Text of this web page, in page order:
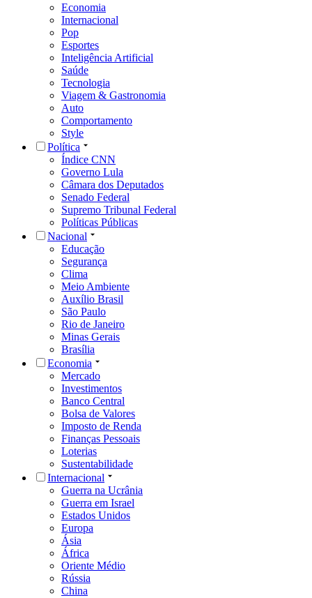
Economia
Internacional
Pop
Esportes
Inteligência Artificial
Saúde
Tecnologia
Viagem & Gastronomia
Auto
Comportamento
Style
Política
Índice CNN
Governo Lula
Câmara dos Deputados
Senado Federal
Supremo Tribunal Federal
Políticas Públicas
Nacional
Educação
Segurança
Clima
Meio Ambiente
Auxílio Brasil
São Paulo
Rio de Janeiro
Minas Gerais
Brasília
Economia
Mercado
Investimentos
Banco Central
Bolsa de Valores
Imposto de Renda
Finanças Pessoais
Loterias
Sustentabilidade
Internacional
Guerra na Ucrânia
Guerra em Israel
Estados Unidos
Europa
Ásia
África
Oriente Médio
Rússia
China